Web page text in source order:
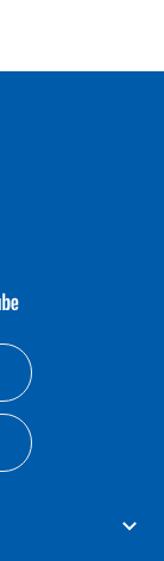
youtube-